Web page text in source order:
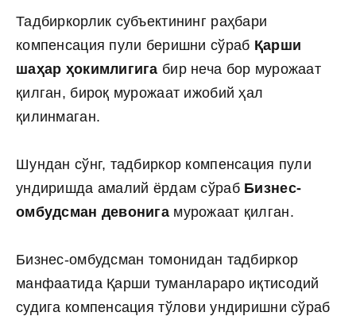
Тадбиркорлик субъектининг раҳбари
компенсация пули беришни сўраб Қарши
шаҳар ҳокимлигига бир неча бор мурожаат
қилган, бироқ мурожаат ижобий ҳал
қилинмаган.
Шундан сўнг, тадбиркор компенсация пули
ундиришда амалий ёрдам сўраб Бизнес-
омбудсман девонига мурожаат қилган.
Бизнес-омбудсман томонидан тадбиркор
манфаатида Қарши туманлараро иқтисодий
судига компенсация тўлови ундиришни сўраб